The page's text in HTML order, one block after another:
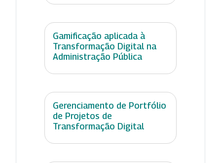
Gamificação aplicada à
Transformação Digital na
Administração Pública
Gerenciamento de Portfólio
de Projetos de
Transformação Digital